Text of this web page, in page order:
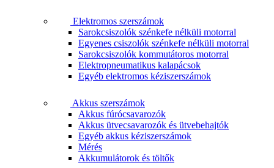
Elektromos szerszámok
Sarokcsiszolók szénkefe nélküli motorral
Egyenes csiszolók szénkefe nélküli motorral
Sarokcsiszolók kommutátoros motorral
Elektropneumatikus kalapácsok
Egyéb elektromos kéziszerszámok
Akkus szerszámok
Akkus fúrócsavarozók
Akkus ütvecsavarozók és ütvebehajtók
Egyéb akkus kéziszerszámok
Mérés
Akkumulátorok és töltők